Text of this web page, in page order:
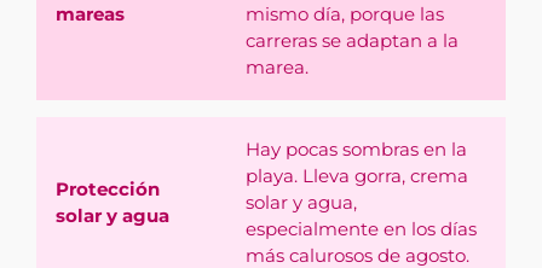
mareas
mismo día, porque las
carreras se adaptan a la
marea.
Protección
solar y agua
Hay pocas sombras en la
playa. Lleva gorra, crema
solar y agua,
especialmente en los días
más calurosos de agosto.